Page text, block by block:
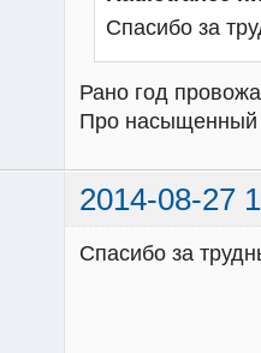
Спасибо за
Рано год
Про насыщенный
2014-08-27
Спасибо за